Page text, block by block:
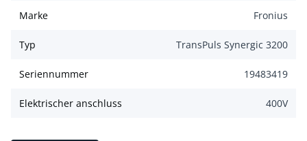
Marke Fronius
Typ TransPuls Synergic 3200
Seriennummer 19483419
Elektrischer anschluss 400V